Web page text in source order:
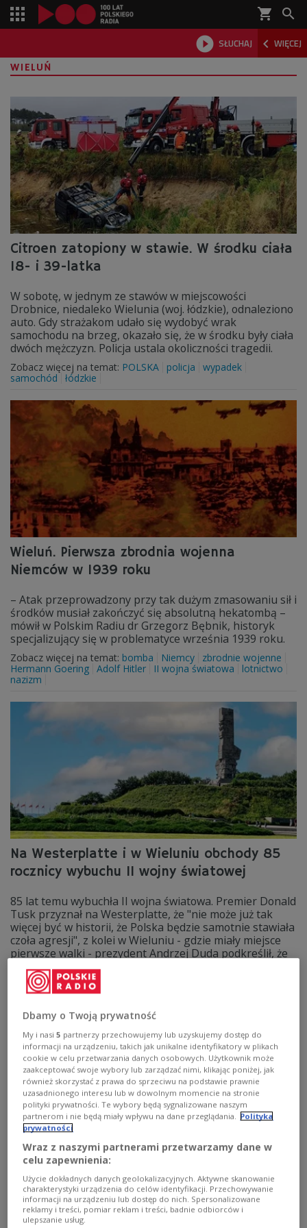
shopping_cart 
 SŁUCHAJ  WIĘCEJ

WIELUŃ
Citroen zatopiony w stawie. W środku ciała
18- i 39-latka
W sobotę, w jednym ze stawów w miejscowości
Drobnice, niedaleko Wielunia (woj. łódzkie), odnaleziono
auto. Gdy strażakom udało się wydobyć wrak
samochodu na brzeg, okazało się, że w środku były ciała
dwóch mężczyzn. Policja ustala okoliczności tragedii.
Zobacz więcej na temat: POLSKA policja
wypadek
samochód
łódzkie
Wieluń. Pierwsza zbrodnia wojenna
Niemców w 1939 roku
– Atak przeprowadzony przy tak dużym zmasowaniu sił i
środków musiał zakończyć się absolutną hekatombą –
mówił w Polskim Radiu dr Grzegorz Bębnik, historyk
specjalizujący się w problematyce września 1939 roku.
Zobacz więcej na temat: bomba Niemcy
zbrodnie wojenne
Hermann Goering Adolf Hitler II wojna światowa
lotnictwo
nazizm
Na Westerplatte i w Wieluniu obchody 85
rocznicy wybuchu II wojny światowej
85 lat temu wybuchła II wojna światowa. Premier Donald
Tusk przyznał na Westerplatte, że "nie może już tak
więcej być w historii, że Polska będzie samotnie stawiała
czoła agresji", z kolei w Wieluniu - gdzie miały miejsce
pierwsze walki - prezydent Andrzej Duda podkreślił, że
"nie wolno ustępować imperializmowi".
Zobacz więcej na temat:
historia Polski
Wieluń - polska Guernica. Okrutne
zbrodnie wojenne na mieszkańcach miasta
II wojna światowa rozpoczęła się w piątek 1 września o
Dbamy o Twoją prywatność
My i nasi5 partnerzy przechowujemy lub uzyskujemy dostęp do
informacji na urządzeniu, takich jak unikalne identyfikatory w plikach
cookie w celu przetwarzania danych osobowych. Użytkownik może
zaakceptować swoje wybory lub zarządzać nimi, klikając poniżej, jak
również skorzystać z prawa do sprzeciwu na podstawie prawnie
uzasadnionego interesu lub w dowolnym momencie na stronie
polityki prywatności. Te wybory będą sygnalizowane naszym
partnerom i nie będą miały wpływu na dane przeglądania. Polityka
prywatności
Wraz z naszymi partnerami przetwarzamy dane w
celu zapewnienia:
Użycie dokładnych danych geolokalizacyjnych. Aktywne skanowanie
charakterystyki urządzenia do celów identyfikacji. Przechowywanie
informacji na urządzeniu lub dostęp do nich. Spersonalizowane
reklamy i treści, pomiar reklam i treści, badnie odbiorców i
ulepszanie usług.